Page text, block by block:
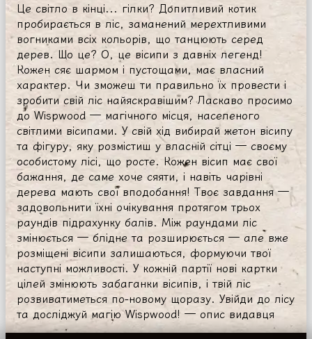
Це світло в кінці... гілки? Допитливий котик
пробирається в ліс, заманений мерехтливими
вогниками всіх кольорів, що танцюють серед
дерев. Що це? О, це вісипи з давніх легенд!
Кожен сяє шармом і пустощами, має власний
характер. Чи зможеш ти правильно їх провести і
зробити свій ліс найяскравішим? Ласкаво просимо
до Wispwood — магічного місця, населеного
світлими вісипами. У свій хід вибирай жетон вісипу
та фігуру, яку розмістиш у власній сітці — своєму
особистому лісі, що росте. Кожен вісип має свої
бажання, де саме хоче сяяти, і навіть чарівні
дерева мають свої вподобання! Твоє завдання —
задовольнити їхні очікування протягом трьох
раундів підрахунку балів. Між раундами ліс
змінюється — блідне та розширюється — але вже
розміщені вісипи залишаються, формуючи твої
наступні можливості. У кожній партії нові картки
цілей змінюють забаганки вісипів, і твій ліс
розвиватиметься по-новому щоразу. Увійди до лісу
та досліджуй магію Wispwood! — опис видавця